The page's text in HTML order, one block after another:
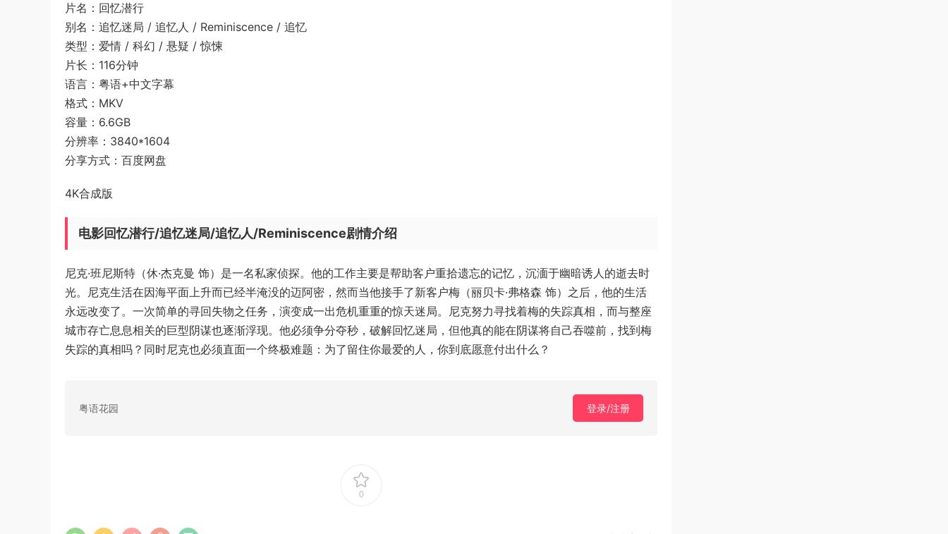
片名：回忆潜行
别名：追忆迷局 / 追忆人 / Reminiscence / 追忆
类型：爱情 / 科幻 / 悬疑 / 惊悚
片长：116分钟
语言：粤语+中文字幕
格式：MKV
容量：6.6GB
分辨率：3840*1604
分享方式：百度网盘
4K合成版
电影回忆潜行/追忆迷局/追忆人/Reminiscence剧情介绍
尼克·班尼斯特（休·杰克曼 饰）是一名私家侦探。他的工作主要是帮助客户重拾遗忘的记忆，沉湎于幽暗诱人的逝去时
光。尼克生活在因海平面上升而已经半淹没的迈阿密，然而当他接手了新客户梅（丽贝卡·弗格森 饰）之后，他的生活
永远改变了。一次简单的寻回失物之任务，演变成一出危机重重的惊天迷局。尼克努力寻找着梅的失踪真相，而与整座
城市存亡息息相关的巨型阴谋也逐渐浮现。他必须争分夺秒，破解回忆迷局，但他真的能在阴谋将自己吞噬前，找到梅
失踪的真相吗？同时尼克也必须直面一个终极难题：为了留住你最爱的人，你到底愿意付出什么？
粤语花园 登录/注册
0